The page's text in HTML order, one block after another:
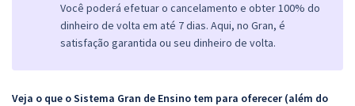
Você poderá efetuar o cancelamento e obter 100% do
dinheiro de volta em até 7 dias. Aqui, no Gran, é
satisfação garantida ou seu dinheiro de volta.
Veja o que o Sistema Gran de Ensino tem para oferecer (além do